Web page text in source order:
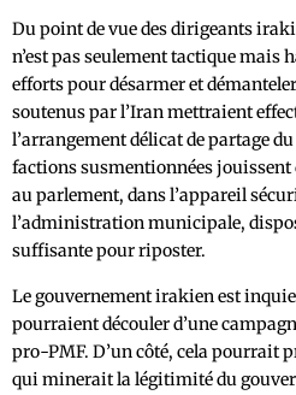
Du point de vue des dirigeants
n’est pas seulement tactique mais
efforts pour désarmer et
soutenus par l’Iran mettraient
l’arrangement délicat de partage
factions susmentionnées jouissent
au parlement, dans l’appareil
l’administration municipale,
suffisante pour riposter.
Le gouvernement irakien est
pourraient découler d’une
pro-PMF. D’un côté, cela pourrait
qui minerait la légitimité du